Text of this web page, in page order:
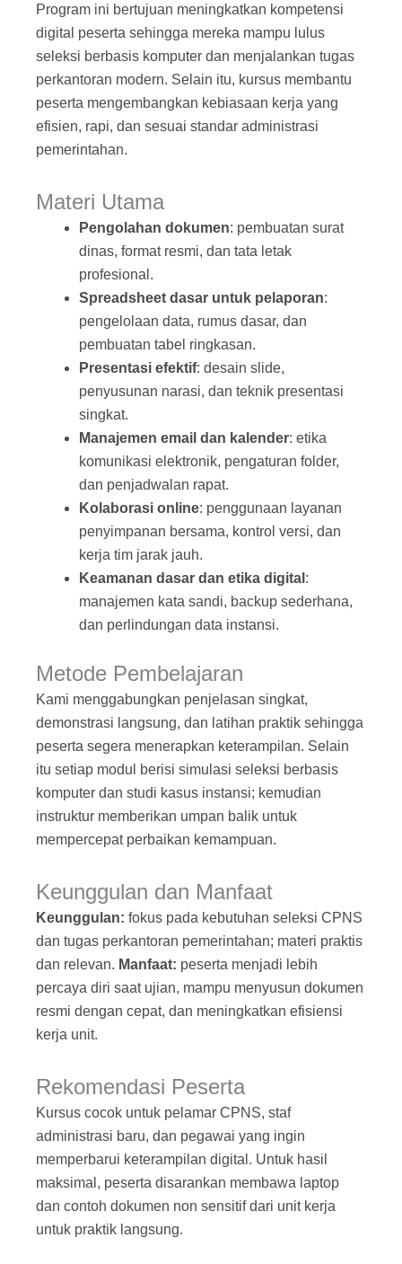
Program ini bertujuan meningkatkan kompetensi
digital peserta sehingga mereka mampu lulus
seleksi berbasis komputer dan menjalankan tugas
perkantoran modern. Selain itu, kursus membantu
peserta mengembangkan kebiasaan kerja yang
efisien, rapi, dan sesuai standar administrasi
pemerintahan.
Materi Utama
Pengolahan dokumen: pembuatan surat
dinas, format resmi, dan tata letak
profesional.
Spreadsheet dasar untuk pelaporan:
pengelolaan data, rumus dasar, dan
pembuatan tabel ringkasan.
Presentasi efektif: desain slide,
penyusunan narasi, dan teknik presentasi
singkat.
Manajemen email dan kalender: etika
komunikasi elektronik, pengaturan folder,
dan penjadwalan rapat.
Kolaborasi online: penggunaan layanan
penyimpanan bersama, kontrol versi, dan
kerja tim jarak jauh.
Keamanan dasar dan etika digital :
manajemen kata sandi, backup sederhana,
dan perlindungan data instansi.
Metode Pembelajaran
Kami menggabungkan penjelasan singkat,
demonstrasi langsung, dan latihan praktik sehingga
peserta segera menerapkan keterampilan. Selain
itu setiap modul berisi simulasi seleksi berbasis
komputer dan studi kasus instansi; kemudian
instruktur memberikan umpan balik untuk
mempercepat perbaikan kemampuan.
Keunggulan dan Manfaat
Keunggulan: fokus pada kebutuhan seleksi CPNS
dan tugas perkantoran pemerintahan; materi praktis
dan relevan. Manfaat: peserta menjadi lebih
percaya diri saat ujian, mampu menyusun dokumen
resmi dengan cepat, dan meningkatkan efisiensi
kerja unit.
Rekomendasi Peserta
Kursus cocok untuk pelamar CPNS, staf
administrasi baru, dan pegawai yang ingin
memperbarui keterampilan digital. Untuk hasil
maksimal, peserta disarankan membawa laptop
dan contoh dokumen non sensitif dari unit kerja
untuk praktik langsung.